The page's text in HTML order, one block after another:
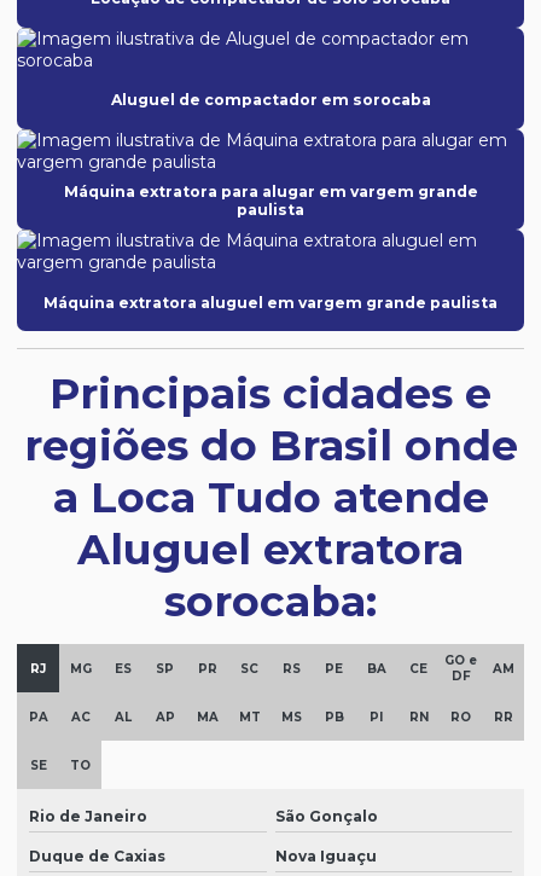
Aluguel de compactador em sorocaba
Máquina extratora para alugar em vargem grande
paulista
Máquina extratora aluguel em vargem grande paulista
Principais cidades e
regiões do Brasil onde
a Loca Tudo atende
Aluguel extratora
sorocaba:
RJ MG ES SP PR SC RS PE BA CE
GO e
DF
AM
PA AC AL AP MA MT MS PB PI RN RO RR
SE TO
Rio de Janeiro São Gonçalo
Duque de Caxias Nova Iguaçu